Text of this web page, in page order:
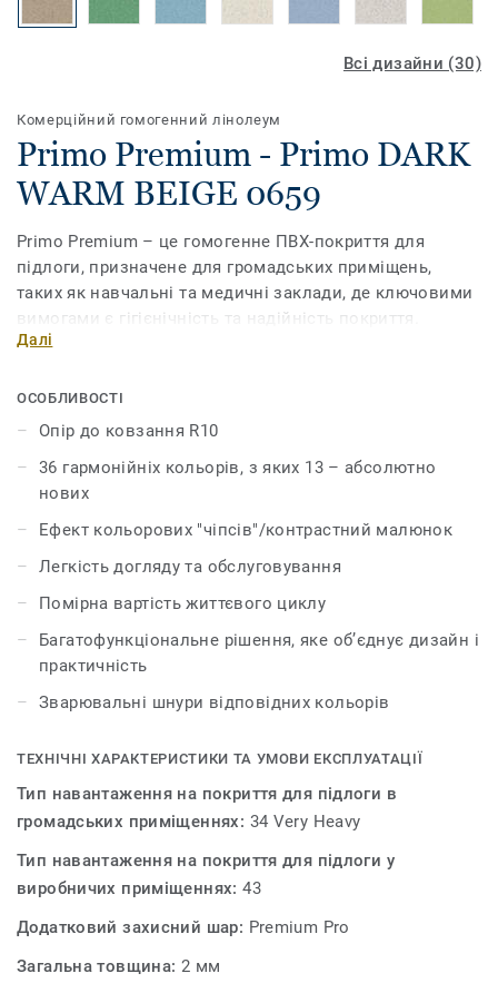
Всі дизайни (30)
Комерційний гомогенний лінолеум
Primo Premium - Primo DARK
WARM BEIGE 0659
Primo Premium – це гомогенне ПВХ-покриття для
підлоги, призначене для громадських приміщень,
таких як навчальні та медичні заклади, де ключовими
вимогами є гігієнічність та надійність покриття.
Зміцнена поліуретаном поверхня PUR гарантує
колекції Primo Premium узгоджується з іншими
продуктами та аксесуарами групи Premium.
Далі
ОСОБЛИВОСТІ
Опір до ковзання R10
36 гармонійніх кольорів, з яких 13 – абсолютно
нових
Ефект кольорових "чіпсів"/контрастний малюнок
Легкість догляду та обслуговування
Помірна вартість життєвого циклу
Багатофункціональне рішення, яке об’єднує дизайн і
практичність
Зварювальні шнури відповідних кольорів
ТЕХНІЧНІ ХАРАКТЕРИСТИКИ ТА УМОВИ ЕКСПЛУАТАЦІЇ
Тип навантаження на покриття для підлоги в
громадських приміщеннях: 34 Very Heavy
Тип навантаження на покриття для підлоги у
виробничих приміщеннях:43
Додатковий захисний шар: Premium Pro
Загальна товщина: 2 мм